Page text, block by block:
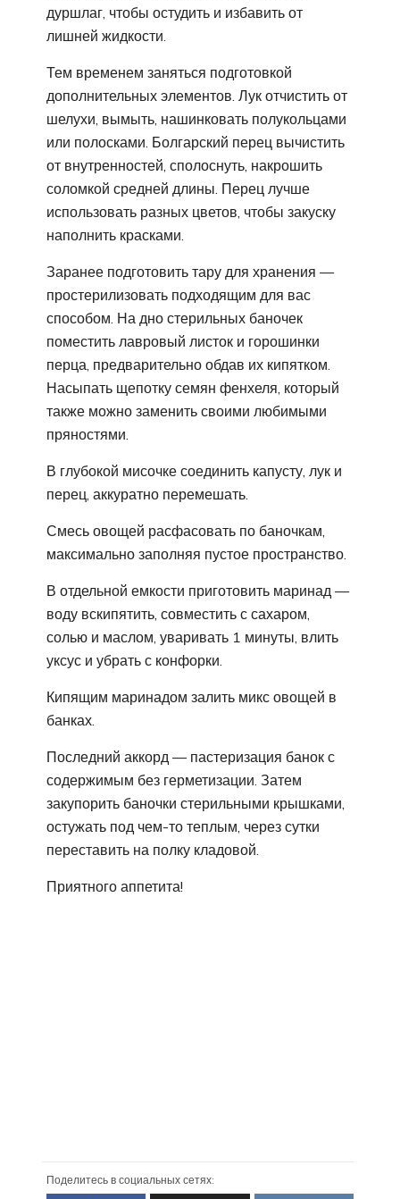
дуршлаг, чтобы остудить и избавить от
лишней жидкости.
Тем временем заняться подготовкой
дополнительных элементов. Лук отчистить от
шелухи, вымыть, нашинковать полукольцами
или полосками. Болгарский перец вычистить
от внутренностей, сполоснуть, накрошить
соломкой средней длины. Перец лучше
использовать разных цветов, чтобы закуску
наполнить красками.
Заранее подготовить тару для хранения —
простерилизовать подходящим для вас
способом. На дно стерильных баночек
поместить лавровый листок и горошинки
перца, предварительно обдав их кипятком.
Насыпать щепотку семян фенхеля, который
также можно заменить своими любимыми
пряностями.
В глубокой мисочке соединить капусту, лук и
перец, аккуратно перемешать.
Смесь овощей расфасовать по баночкам,
максимально заполняя пустое пространство.
В отдельной емкости приготовить маринад —
воду вскипятить, совместить с сахаром,
солью и маслом, уваривать 1 минуты, влить
уксус и убрать с конфорки.
Кипящим маринадом залить микс овощей в
банках.
Последний аккорд — пастеризация банок с
содержимым без герметизации. Затем
закупорить баночки стерильными крышками,
остужать под чем-то теплым, через сутки
переставить на полку кладовой.
Приятного аппетита!
Поделитесь в социальных сетях: